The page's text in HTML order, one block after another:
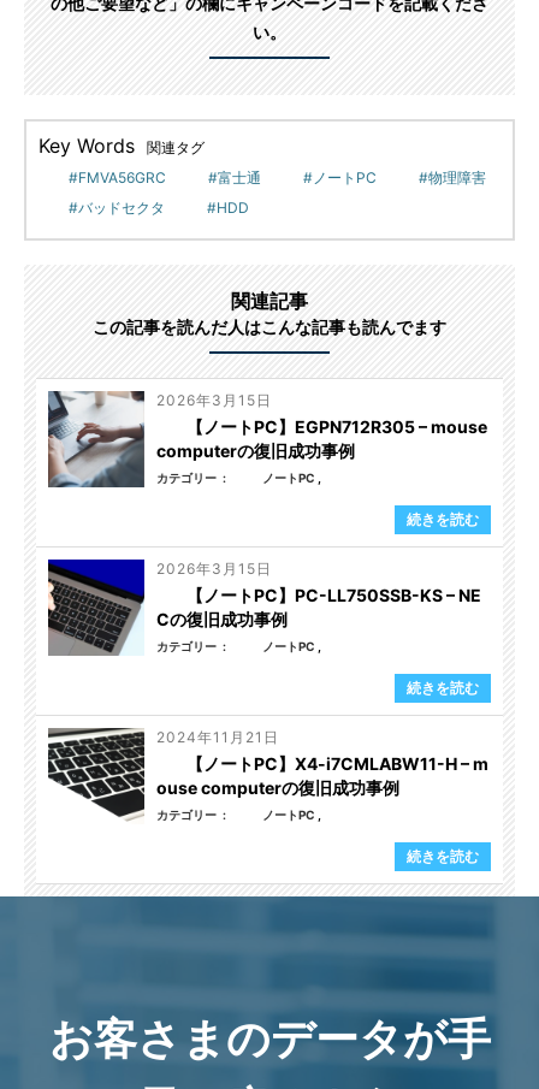
い。
Key Words
関連タグ
FMVA56GRC
富士通 ノートPC
物理障害
バッドセクタ
HDD
関連記事
この記事を読んだ人はこんな記事も読んでます
2026年3月15日
【ノートPC】EGPN712R305 – mouse
computerの復旧成功事例
カテゴリー ノートPC
続きを読む
2026年3月15日
【ノートPC】PC-LL750SSB-KS – NE
Cの復旧成功事例
カテゴリー ノートPC
続きを読む
2024年11月21日
【ノートPC】X4-i7CMLABW11-H – m
ouse computerの復旧成功事例
カテゴリー ノートPC
続きを読む
お客さまのデータが手